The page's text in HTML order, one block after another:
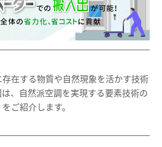
在する物質や自然現象を活かす技術
、自然派空調を実現する要素技術の
ご紹介します。